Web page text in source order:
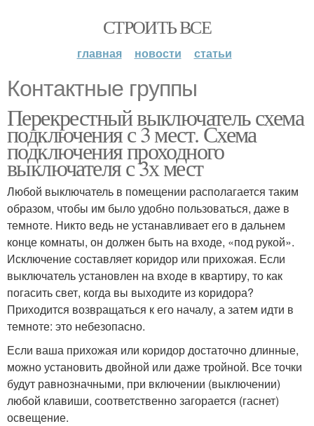
СТРОИТЬ ВСЕ
главная новости статьи
Контактные группы
Перекрестный выключатель схема
подключения с 3 мест. Схема
подключения проходного
выключателя с 3х мест
Любой выключатель в помещении располагается таким
образом, чтобы им было удобно пользоваться, даже в
темноте. Никто ведь не устанавливает его в дальнем
конце комнаты, он должен быть на входе, «под рукой».
Исключение составляет коридор или прихожая. Если
выключатель установлен на входе в квартиру, то как
погасить свет, когда вы выходите из коридора?
Приходится возвращаться к его началу, а затем идти в
темноте: это небезопасно.
Если ваша прихожая или коридор достаточно длинные,
можно установить двойной или даже тройной. Все точки
будут равнозначными, при включении (выключении)
любой клавиши, соответственно загорается (гаснет)
освещение.